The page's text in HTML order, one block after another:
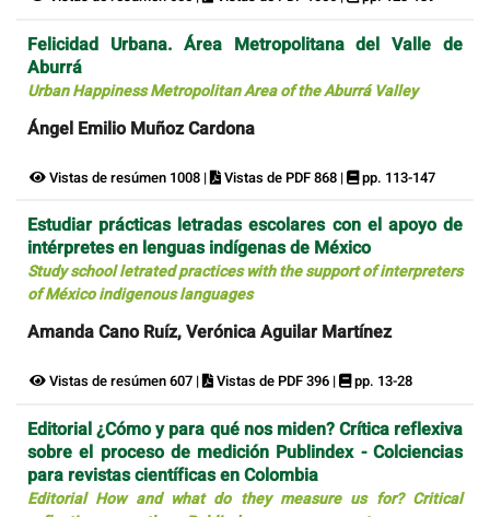
Felicidad Urbana. Área Metropolitana del Valle de
Aburrá
Urban Happiness Metropolitan Area of the Aburrá Valley
Ángel Emilio Muñoz Cardona
Vistas de resúmen 1008 | Vistas de PDF 868 | pp. 113-147
Estudiar prácticas letradas escolares con el apoyo de
intérpretes en lenguas indígenas de México
Study school letrated practices with the support of interpreters
of México indigenous languages
Amanda Cano Ruíz, Verónica Aguilar Martínez
Vistas de resúmen 607 | Vistas de PDF 396 | pp. 13-28
Editorial ¿Cómo y para qué nos miden? Crítica reflexiva
sobre el proceso de medición Publindex - Colciencias
para revistas científicas en Colombia
Editorial How and what do they measure us for? Critical